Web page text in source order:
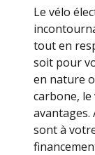
Le vélo
tout en
soit pour
en nature
carbone,
avantages.
sont à